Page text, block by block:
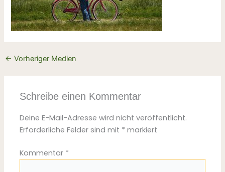
← Vorheriger Medien
Schreibe einen Kommentar
Deine E-Mail-Adresse wird nicht veröffentlicht.
Erforderliche Felder sind mit * markiert
Kommentar *